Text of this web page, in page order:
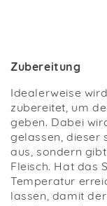
Zubereitung
Idealerweise
zubereitet, um
geben. Dabei
gelassen, dieser
aus, sondern
Fleisch. Hat das
Temperatur
lassen, damit